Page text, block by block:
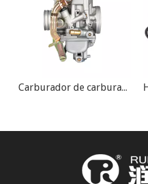
Carburador de carburador Honda ATC350 ATC350X ATC 350CC